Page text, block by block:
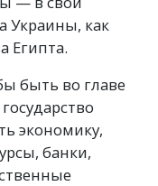
Украины, как
Египта.
быть во главе
экономику,
банки,